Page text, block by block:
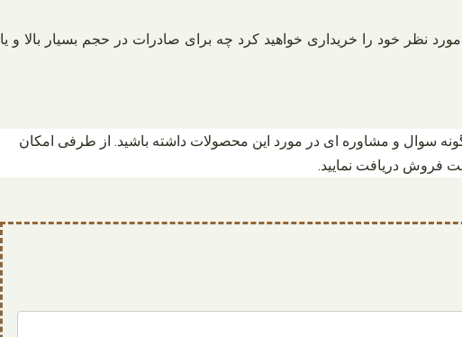
نظر خود را خریداری خواهید کرد چه برای صادرات در حجم بسیار بالا و یا
سوال و مشاوره ای در مورد این محصولات داشته باشید. از طرفی امکان
فروش دریافت نمایید.